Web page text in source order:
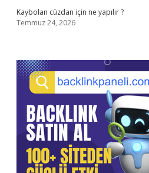
Kaybolan cüzdan için ne yapılır ?
Temmuz 24, 2026